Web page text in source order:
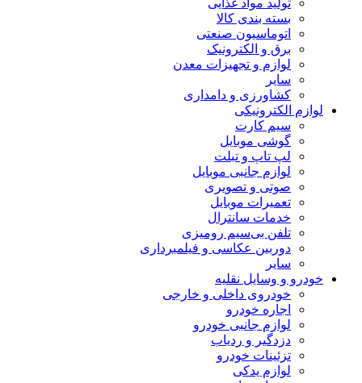
تولید مواد غذایی
بسته بندی کالا
اتوماسیون صنعتی
برق و الکترونیک
لوازم و تجهیزات معدن
سایر
کشاورزی و دامداری
لوازم الکترونیکی
سیم کارت
گوشی موبایل
لپ تاپ و تبلت
لوازم جانبی موبایل
صوتی و تصویری
تعمیرات موبایل
خدمات سانترال
تلفن بی‌سیم رومیزی
دوربین عکاسی و فیلمبرداری
سایر
خودرو و وسایل نقلیه
خودروی داخلی و خارجی
اجاره خودرو
لوازم جانبی خودرو
دزدگیر و ردیاب
تزئینات خودرو
لوازم یدکی